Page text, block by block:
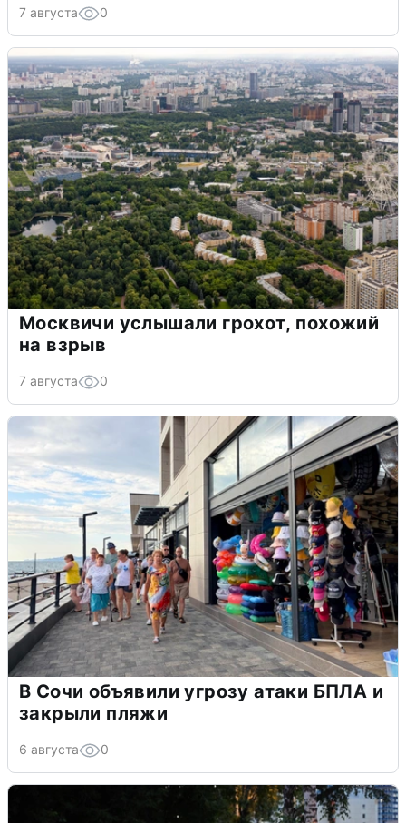
7 августа 0
Москвичи услышали грохот, похожий
на взрыв
7 августа 0
В Сочи объявили угрозу атаки БПЛА и
закрыли пляжи
6 августа 0